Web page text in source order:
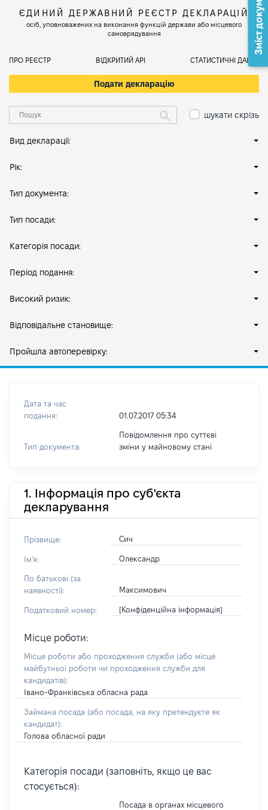
ЄДИНИЙ ДЕРЖАВНИЙ РЕЄСТР ДЕКЛАРАЦІЙ
осіб, уповноважених на виконання функцій держави або місцевого
самоврядування
ПРО РЕЄСТР ВІДКРИТИЙ АРІ СТАТИСТИЧНІ ДАНІ
Подати декларацію
шукати скрізь
Вид декларації:
Рік:
Тип документа:
Тип посади:
Категорія посади:
Період подання:
Високий ризик:
Відповідальне становище:
Пройшла автоперевірку:
Дата та час
подання:
01.07.2017 05:34
Тип документа:
Повідомлення про суттєві
зміни y майновому стані
1. Інформація про суб'єкта
декларування
Прізвище: Сич
Ім'я: Олександр
По батькові (за
наявності):
Максимович
Податковий номер: [Конфіденційна інформація]
Місце роботи:
Місце роботи або проходження служби (або місце
майбутньої роботи чи проходження служби для
кандидатів):
Івано-Франківська обласна рада
Займана посада (або посада, на яку претендуєте як
кандидат):
Голова обласної ради
Категорія посади (заповніть, якщо це вас
стосується):
Посада в органах місцевого
Зміст документа